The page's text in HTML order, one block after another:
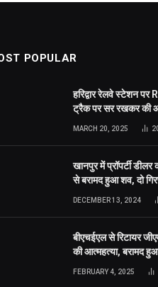
POPULAR
हरिद्वार रेलवे स्टेशन पर
ट्रैक पर सर रखकर की
MARCH 20, 2025
खानपुर में प्रॉपर्टी
से बरामद हुआ शव, दो
DECEMBER 13, 2024
बीएचईएल से रिटायर
की आत्महत्या, बरामद
FEBRUARY 4, 2025